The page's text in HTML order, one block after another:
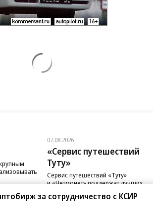
07.08.2026
«Сервис путешествий
Туту»
Сервис путешествий «Туту»
и «Нетмонет» поддержат лучших
за сотрудничество с КСИР